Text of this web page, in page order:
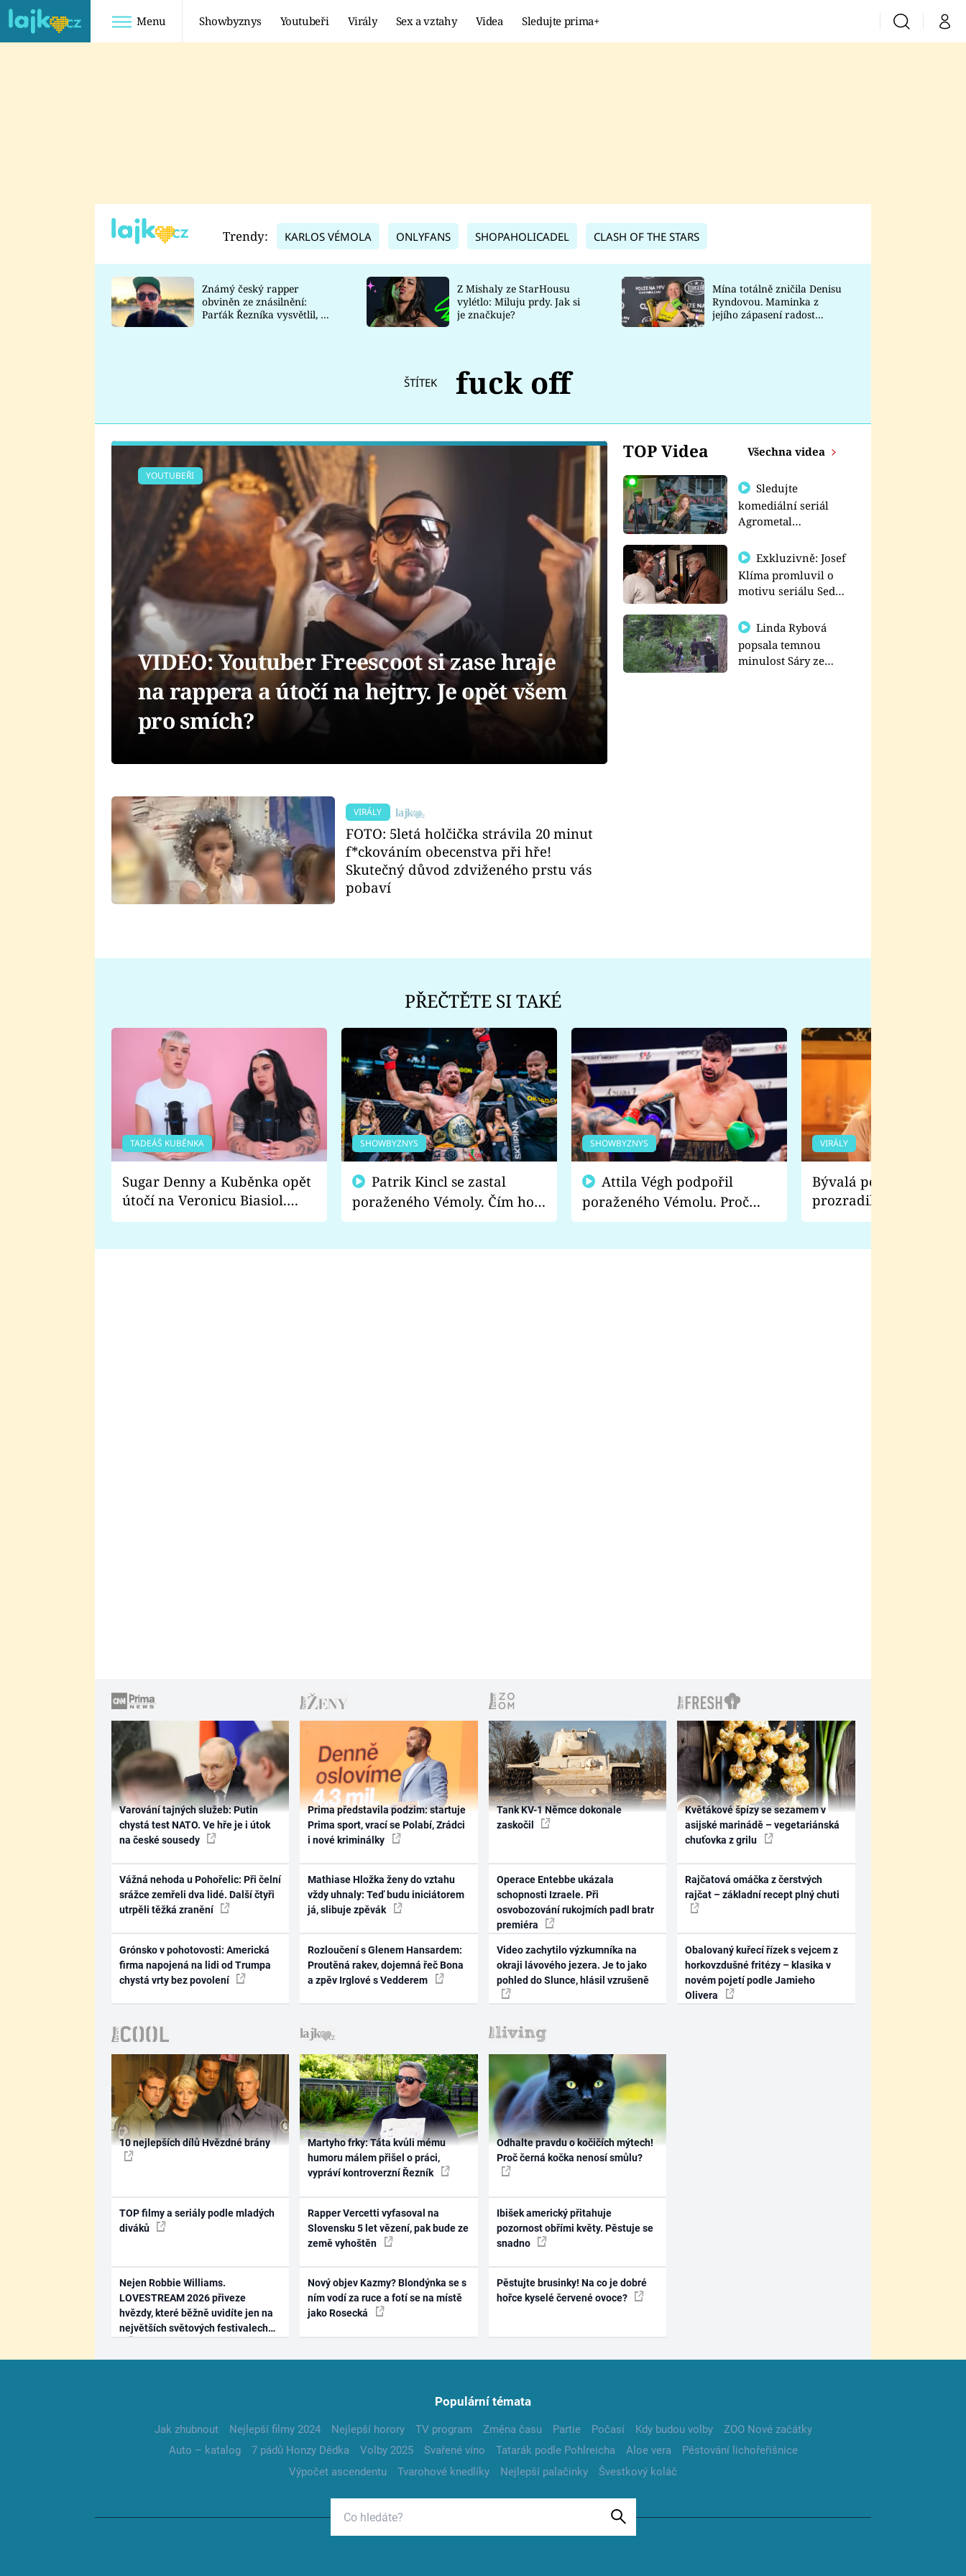
Menu Showbyznys Youtubeři Virály Sex a vztahy Videa Sledujte prima+ VyhledáváníMůj
TADEÁŠ KUBĚNKA
DATEL
Prima Lajk
Sledujte nás
Trendy: KARLOS VÉMOLA ONLYFANS SHOPAHOLICADEL CLASH OF THE STARS
Známý český rapper
obviněn ze znásilnění:
Parťák Řezníka vysvětlil, co
Z Mishaly ze StarHousu
vylétlo: Miluju prdy. Jak si
je značkuje?
Mína totálně zničila Denisu
Ryndovou. Maminka z
jejího zápasení radost
ŠTÍTEK fuck off
TOP Videa Všechna videa
Sledujte
komediální seriál
Agrometal
prima+
Exkluzivně: Josef
Klíma promluvil o
motivu seriálu Sedm
Linda Rybová
popsala temnou
minulost Sáry ze
YOUTUBEŘI
VIDEO: Youtuber Freescoot si zase hraje
na rappera a útočí na hejtry. Je opět všem
pro smích?
VIRÁLY
FOTO: 5letá holčička strávila 20 minut
f*ckováním obecenstva při hře!
Skutečný důvod zdviženého prstu vás
pobaví
PŘEČTĚTE SI TAKÉ
TADEÁŠ KUBĚNKA
Sugar Denny a Kuběnka opět
útočí na Veronicu Biasiol.
Proč je podle nich falešná a
SHOWBYZNYS
poraženého Vémoly. Čím ho
fanoušci naštvali?
SHOWBYZNYS
poraženého Vémolu. Proč
chce raději zápasit s ním než
VIRÁLY
Bývalá pornoherečka
prozradila, co ji
natáčení Euforie.
Varování tajných služeb: Putin
chystá test NATO. Ve hře je i útok
na české sousedy
Vážná nehoda u Pohořelic: Při čelní
srážce zemřeli dva lidé. Další čtyři
utrpěli těžká zranění
Grónsko v pohotovosti: Americká
firma napojená na lidi od Trumpa
chystá vrty bez povolení
Prima představila podzim: startuje
Prima sport, vrací se Polabí, Zrádci
i nové kriminálky
Mathiase Hložka ženy do vztahu
vždy uhnaly: Teď budu iniciátorem
já, slibuje zpěvák
Rozloučení s Glenem Hansardem:
Proutěná rakev, dojemná řeč Bona
a zpěv Irglové s Vedderem
Tank KV-1 Němce dokonale
zaskočil
Operace Entebbe ukázala
schopnosti Izraele. Při
osvobozování rukojmích padl bratr
premiéra
Video zachytilo výzkumníka na
okraji lávového jezera. Je to jako
pohled do Slunce, hlásil vzrušeně
Květákové špízy se sezamem v
asijské marinádě – vegetariánská
chuťovka z grilu
Rajčatová omáčka z čerstvých
rajčat – základní recept plný chuti
Obalovaný kuřecí řízek s vejcem z
horkovzdušné fritézy – klasika v
novém pojetí podle Jamieho
Olivera
10 nejlepších dílů Hvězdné brány
TOP filmy a seriály podle mladých
diváků
Nejen Robbie Williams.
LOVESTREAM 2026 přiveze
hvězdy, které běžně uvidíte jen na
největších světových festivalech
Martyho frky: Táta kvůli mému
humoru málem přišel o práci,
vypráví kontroverzní Řezník
Rapper Vercetti vyfasoval na
Slovensku 5 let vězení, pak bude ze
země vyhoštěn
Nový objev Kazmy? Blondýnka se s
ním vodí za ruce a fotí se na místě
jako Rosecká
Odhalte pravdu o kočičích mýtech!
Proč černá kočka nenosí smůlu?
Ibišek americký přitahuje
pozornost obřími květy. Pěstuje se
snadno
Pěstujte brusinky! Na co je dobré
hořce kyselé červené ovoce?
Populární témata
Jak zhubnout Nejlepší filmy 2024 Nejlepší horory TV program Změna času Partie Počasí Kdy budou volby
ZOO Nové začátky
Auto – katalog
7 pádů Honzy Dědka Volby 2025 Svařené víno Tatarák podle Pohlreicha Aloe vera
Pěstování lichořeřišnice
Výpočet ascendentu
Tvarohové knedlíky Nejlepší palačinky Švestkový koláč